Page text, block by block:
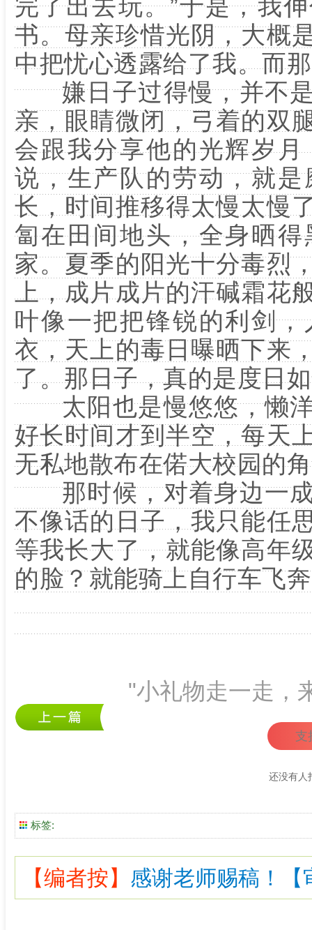
完了出去玩。”于是，我
书。母亲珍惜光阴，大概
中把忧心透露给了我。而
嫌日子过得慢，并不是
亲，眼睛微闭，弓着的双
会跟我分享他的光辉岁
说，生产队的劳动，就
长，时间推移得太慢太慢
匐在田间地头，全身晒
家。夏季的阳光十分毒烈
上，成片成片的汗碱霜花
叶像一把把锋锐的利剑
衣，天上的毒日曝晒下来
了。那日子，真的是度日
太阳也是慢悠悠，懒洋
好长时间才到半空，每天
无私地散布在偌大校园的
那时候，对着身边一成
不像话的日子，我只能任
等我长大了，就能像高年
的脸？就能骑上自行车飞
"小礼物走一走，
支
还没有人
标签:
【编者按】 感谢老师赐稿！【